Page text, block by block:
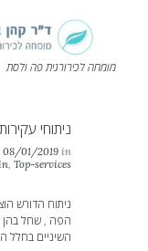
מומחה לכירורגית פה ולסת
ניתוחי
08/01/2019 in
Top-services
ניתוח הדורש
הפה , שחל בהן
השיניים בחלל